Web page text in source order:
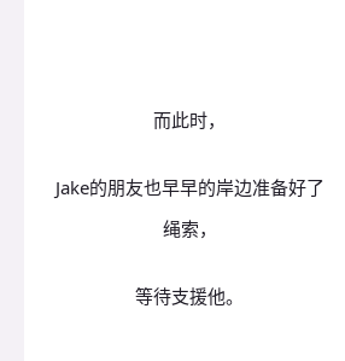
而此时，
Jake的朋友也早早的岸边准备好了
绳索，
等待支援他。